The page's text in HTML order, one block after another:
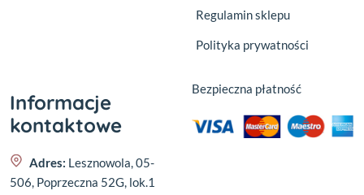
Regulamin sklepu
Polityka prywatności
Informacje
kontaktowe
Adres: Lesznowola, 05-
506, Poprzeczna 52G, lok.1
Bezpieczna płatność